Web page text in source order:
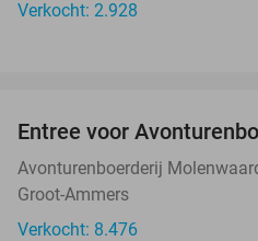
Verkocht: 2.928
Entree voor
Avonturenboerderij
Groot-Ammers
Verkocht: 8.476